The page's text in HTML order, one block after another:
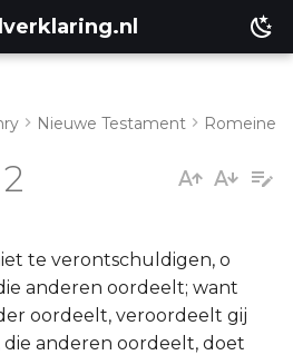
Nieuwe Testament Romeinen
te verontschuldigen, o
anderen oordeelt; want
oordeelt, veroordeelt gij
die anderen oordeelt, doet